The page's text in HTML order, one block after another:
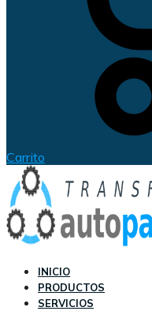
Carrito
INICIO
PRODUCTOS
SERVICIOS